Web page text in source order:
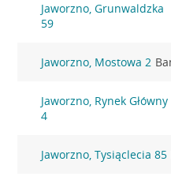
Jaworzno, Grunwaldzka
59
Jaworzno, Mostowa 2
Jaworzno, Rynek Główny
4
Jaworzno, Tysiąclecia 85